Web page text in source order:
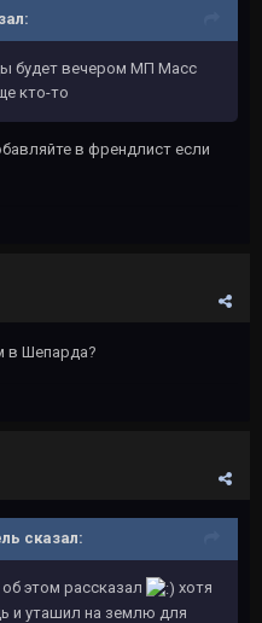
будет вечером МП Масс
кто-то
в френдлист если
в Шепарда?
сказал:
этом рассказал
хотя
и уташил на землю для